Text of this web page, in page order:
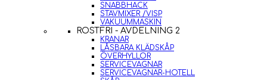
SNABBHACK
STAVMIXER /VISP
VAKUUMMASKIN
ROSTFRI - AVDELNING 2
KRANAR
LÅSBARA KLÄDSKÅP
ÖVERHYLLOR
SERVICEVAGNAR
SERVICEVAGNAR-HOTELL